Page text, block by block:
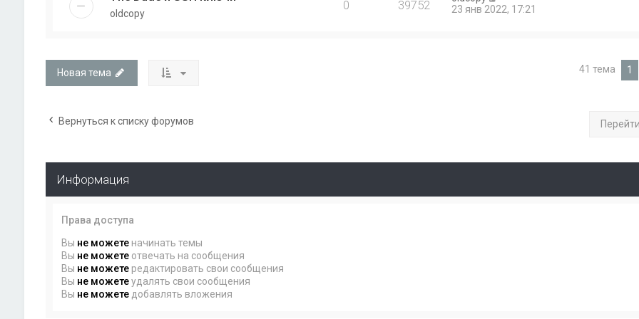
oldcopy
0 39752
23 янв 2022, 17:21
Новая тема 41 тема 1
Вернуться к списку форумов Перейти
Информация
Права доступа
Вы не можетеначинать темы
Вы не можетеотвечать на сообщения
Вы не можетередактировать свои сообщения
Вы не можетеудалять свои сообщения
Вы не можетедобавлять вложения